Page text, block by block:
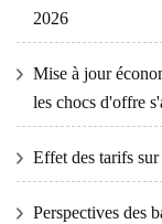
2026
Mise à jour
les chocs d'offre
Effet des tarifs sur
Perspectives des